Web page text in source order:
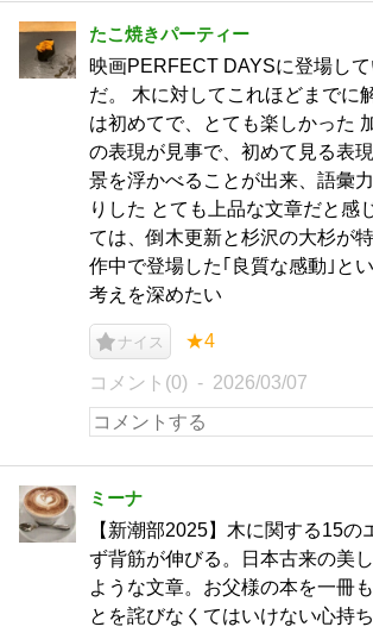
たこ焼きパーティー
映画PERFECT DAYSに登場し
だ。 木に対してこれほどまでに
は初めてで、とても楽しかった
の表現が見事で、初めて見る表
景を浮かべることが出来、語彙
りした とても上品な文章だと感
ては、倒木更新と杉沢の大杉が
作中で登場した｢良質な感動｣と
考えを深めたい
ナイス ★4
コメント(0) 2026/03/07
ミーナ
【新潮部2025】木に関する15
ず背筋が伸びる。日本古来の美
ような文章。お父様の本を一冊
とを詫びなくてはいけない心持